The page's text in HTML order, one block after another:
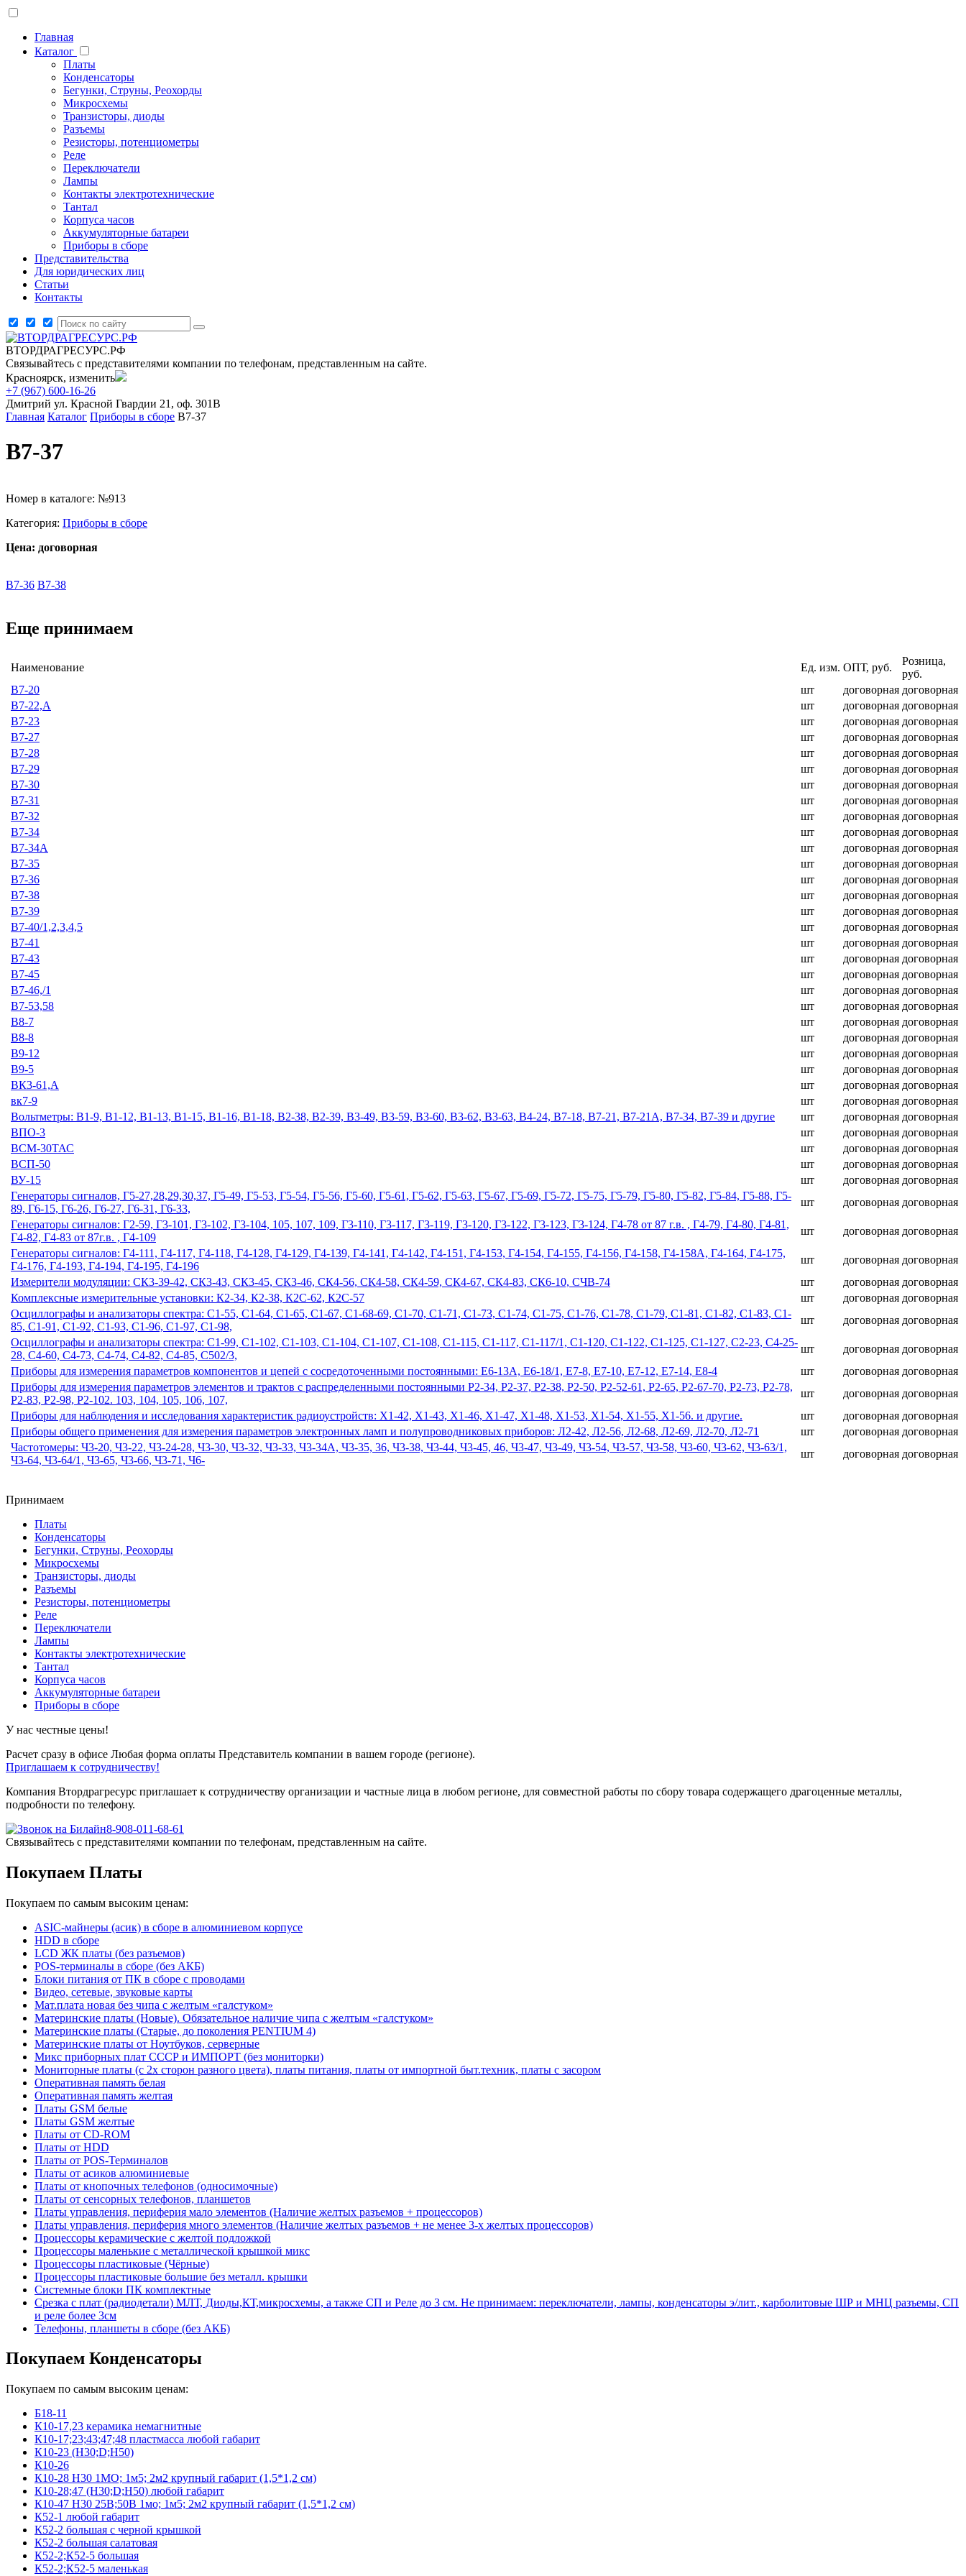
Главная
Каталог
Платы
Конденсаторы
Бегунки, Струны, Реохорды
Микросхемы
Транзисторы, диоды
Разъемы
Резисторы, потенциометры
Реле
Переключатели
Лампы
Контакты электротехнические
Тантал
Корпуса часов
Аккумуляторные батареи
Приборы в сборе
Представительства
Для юридических лиц
Статьи
Контакты
ВТОРДРАГРЕСУРС.РФ
Связывайтесь с представителями компании по телефонам, представленным на сайте.
Красноярск, изменить
+7 (967) 600-16-26
Дмитрий ул. Красной Гвардии 21, оф. 301В
Главная Каталог Приборы в сборе В7-37
В7-37
Номер в каталоге: №913
Категория: Приборы в сборе
Цена: договорная
В7-36 В7-38
Еще принимаем
Наименование Ед. изм. ОПТ, руб.
Розница,
руб.
В7-20
шт договорная договорная
В7-22,А
шт договорная договорная
В7-23
шт договорная договорная
В7-27
шт договорная договорная
В7-28
шт договорная договорная
В7-29
шт договорная договорная
В7-30
шт договорная договорная
В7-31
шт договорная договорная
В7-32
шт договорная договорная
В7-34
шт договорная договорная
В7-34А
шт договорная договорная
В7-35
шт договорная договорная
В7-36
шт договорная договорная
В7-38
шт договорная договорная
В7-39
шт договорная договорная
В7-40/1,2,3,4,5
шт договорная договорная
В7-41
шт договорная договорная
В7-43
шт договорная договорная
В7-45
шт договорная договорная
В7-46,/1
шт договорная договорная
В7-53,58
шт договорная договорная
В8-7
шт договорная договорная
В8-8
шт договорная договорная
В9-12
шт договорная договорная
В9-5
шт договорная договорная
ВК3-61,А
шт договорная договорная
вк7-9
шт договорная договорная
Вольтметры: В1-9, В1-12, В1-13, В1-15, В1-16, В1-18, В2-38, В2-39, В3-49, В3-59, В3-60, В3-62, В3-63, В4-24, В7-18, В7-21, В7-21А, В7-34, В7-39 и другие
шт договорная договорная
ВПО-3
шт договорная договорная
ВСМ-30ТАС
шт договорная договорная
ВСП-50
шт договорная договорная
ВУ-15
шт договорная договорная
Гeнepaтopы cигнaлoв, Г5-27,28,29,30,37, Г5-49, Г5-53, Г5-54, Г5-56, Г5-60, Г5-61, Г5-62, Г5-63, Г5-67, Г5-69, Г5-72, Г5-75, Г5-79, Г5-80, Г5-82, Г5-84, Г5-88, Г5-
89, Г6-15, Г6-26, Г6-27, Г6-31, Г6-33,
шт договорная договорная
Гeнepaтopы cигнaлoв: Г2-59, Г3-101, Г3-102, Г3-104, 105, 107, 109, Г3-110, Г3-117, Г3-119, Г3-120, Г3-122, Г3-123, Г3-124, Г4-78 от 87 г.в. , Г4-79, Г4-80, Г4-81,
Г4-82, Г4-83 от 87г.в. , Г4-109
шт договорная договорная
Гeнepaтopы cигнaлoв: Г4-111, Г4-117, Г4-118, Г4-128, Г4-129, Г4-139, Г4-141, Г4-142, Г4-151, Г4-153, Г4-154, Г4-155, Г4-156, Г4-158, Г4-158А, Г4-164, Г4-175,
Г4-176, Г4-193, Г4-194, Г4-195, Г4-196
шт договорная договорная
Измерители модуляции: СК3-39-42, СК3-43, СК3-45, СК3-46, СК4-56, СК4-58, СК4-59, СК4-67, СК4-83, СК6-10, СЧВ-74
шт договорная договорная
Комплексные измерительные установки: К2-34, К2-38, К2С-62, К2С-57
шт договорная договорная
Осциллографы и анализаторы спектра: С1-55, С1-64, С1-65, С1-67, С1-68-69, С1-70, С1-71, С1-73, С1-74, С1-75, С1-76, С1-78, С1-79, С1-81, С1-82, С1-83, С1-
85, С1-91, С1-92, С1-93, С1-96, С1-97, С1-98,
шт договорная договорная
Осциллографы и анализаторы спектра: С1-99, С1-102, С1-103, С1-104, С1-107, С1-108, С1-115, С1-117, С1-117/1, С1-120, С1-122, С1-125, С1-127, С2-23, С4-25-
28, С4-60, С4-73, С4-74, С4-82, С4-85, С502/3,
шт договорная договорная
Приборы для измерения параметров компонентов и цепей с сосредоточенными постоянными: Е6-13А, Е6-18/1, Е7-8, Е7-10, Е7-12, Е7-14, Е8-4
шт договорная договорная
Приборы для измерения параметров элементов и трактов с распределенными постоянными Р2-34, Р2-37, Р2-38, Р2-50, Р2-52-61, Р2-65, Р2-67-70, Р2-73, Р2-78,
Р2-83, Р2-98, Р2-102. 103, 104, 105, 106, 107,
шт договорная договорная
Приборы для наблюдения и исследования характеристик радиоустройств: Х1-42, Х1-43, Х1-46, Х1-47, Х1-48, Х1-53, Х1-54, Х1-55, Х1-56. и другие.
шт договорная договорная
Приборы общего применения для измерения параметров электронных ламп и полупроводниковых приборов: Л2-42, Л2-56, Л2-68, Л2-69, Л2-70, Л2-71
шт договорная договорная
Частотомеры: Ч3-20, Ч3-22, Ч3-24-28, Ч3-30, Ч3-32, Ч3-33, Ч3-34А, Ч3-35, 36, Ч3-38, Ч3-44, Ч3-45, 46, Ч3-47, Ч3-49, Ч3-54, Ч3-57, Ч3-58, Ч3-60, Ч3-62, Ч3-63/1,
Ч3-64, Ч3-64/1, Ч3-65, Ч3-66, Ч3-71, Ч6-
шт договорная договорная
Принимаем
Платы
Конденсаторы
Бегунки, Струны, Реохорды
Микросхемы
Транзисторы, диоды
Разъемы
Резисторы, потенциометры
Реле
Переключатели
Лампы
Контакты электротехнические
Тантал
Корпуса часов
Аккумуляторные батареи
Приборы в сборе
У нас честные цены!
Расчет сразу в офисе Любая форма оплаты Представитель компании в вашем городе (регионе).
Приглашаем к сотрудничеству!
Компания Втордрагресурс приглашает к сотрудничеству организации и частные лица в любом регионе, для совместной работы по сбору товара содержащего драгоценные металлы,
подробности по телефону.
8-908-011-68-61
Связывайтесь с представителями компании по телефонам, представленным на сайте.
Покупаем Платы
Покупаем по самым высоким ценам:
ASIC-майнеры (асик) в сборе в алюминиевом корпусе
HDD в сборе
LCD ЖК платы (без разъемов)
POS-терминалы в сборе (без АКБ)
Блоки питания от ПК в сборе с проводами
Видео, сетевые, звуковые карты
Мат.плата новая без чипа с желтым «галстуком»
Материнские платы (Новые). Обязательное наличие чипа с желтым «галстуком»
Материнские платы (Старые, до поколения PENTIUM 4)
Материнские платы от Ноутбуков, серверные
Микс приборных плат СССР и ИМПОРТ (без мониторки)
Мониторные платы (с 2х сторон разного цвета), платы питания, платы от импортной быт.техник, платы с засором
Оперативная память белая
Оперативная память желтая
Платы GSM белые
Платы GSM желтые
Платы от CD-ROM
Платы от HDD
Платы от POS-Терминалов
Платы от асиков алюминиевые
Платы от кнопочных телефонов (односимочные)
Платы от сенсорных телефонов, планшетов
Платы управления, периферия мало элементов (Наличие желтых разъемов + процессоров)
Платы управления, периферия много элементов (Наличие желтых разъемов + не менее 3-х желтых процессоров)
Процессоры керамические с желтой подложкой
Процессоры маленькие с металлической крышкой микс
Процессоры пластиковые (Чёрные)
Процессоры пластиковые большие без металл. крышки
Системные блоки ПК комплектные
Срезка с плат (радиодетали) МЛТ, Диоды,КТ,микросхемы, а также СП и Реле до 3 см. Не принимаем: переключатели, лампы, конденсаторы э/лит., карболитовые ШР и МНЦ разъемы, СП
и реле более 3см
Телефоны, планшеты в сборе (без АКБ)
Покупаем Конденсаторы
Покупаем по самым высоким ценам:
Б18-11
К10-17,23 керамика немагнитные
К10-17;23;43;47;48 пластмасса любой габарит
К10-23 (Н30;D;Н50)
К10-26
К10-28 Н30 1МО; 1м5; 2м2 крупный габарит (1,5*1,2 см)
К10-28;47 (Н30;D;Н50) любой габарит
К10-47 Н30 25В;50В 1мо; 1м5; 2м2 крупный габарит (1,5*1,2 см)
К52-1 любой габарит
К52-2 большая с черной крышкой
К52-2 большая салатовая
К52-2;К52-5 большая
К52-2;К52-5 маленькая